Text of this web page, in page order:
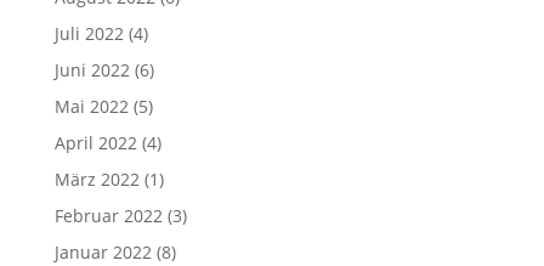
Juli 2022(4)
Juni 2022(6)
Mai 2022(5)
April 2022(4)
März 2022(1)
Februar 2022(3)
Januar 2022(8)